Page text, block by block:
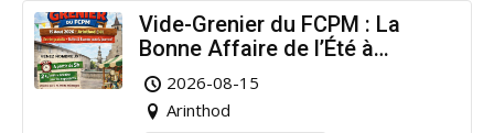
Vide-Grenier du FCPM : La
Bonne Affaire de l’Été à
Arinthod !
2026-08-15
Arinthod